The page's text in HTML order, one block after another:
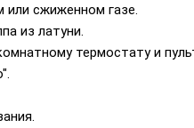
сжиженном газе.
из латуни.
термостату и